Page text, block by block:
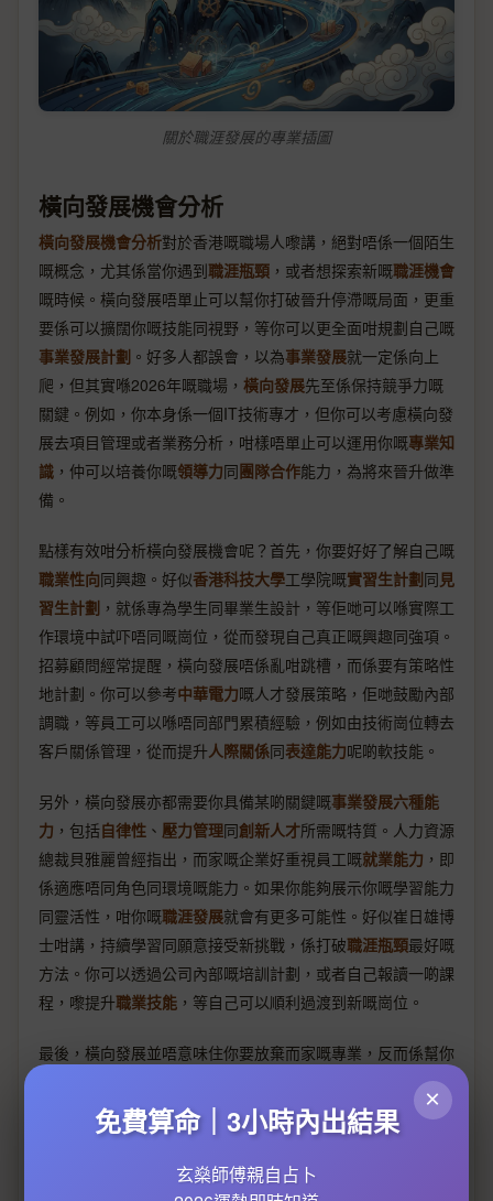
關於職涯發展的專業插圖
橫向發展機會分析
橫向發展機會分析對於香港嘅職場人嚟講，絕對唔係一個陌生
嘅概念，尤其係當你遇到職涯瓶頸 ，或者想探索新嘅職涯機會
嘅時候。橫向發展唔單止可以幫你打破晉升停滯嘅局面，更重
要係可以擴闊你嘅技能同視野，等你可以更全面咁規劃自己嘅
事業發展計劃 。好多人都誤會，以為事業發展就一定係向上
爬，但其實喺2026年嘅職場， 橫向發展先至係保持競爭力嘅
關鍵。例如，你本身係一個IT技術專才，但你可以考慮橫向發
展去項目管理或者業務分析，咁樣唔單止可以運用你嘅專業知
識 ，仲可以培養你嘅領導力同團隊合作能力，為將來晉升做準
備。
點樣有效咁分析橫向發展機會呢？首先，你要好好了解自己嘅
職業性向同興趣。好似香港科技大學工學院嘅實習生計劃同見
習生計劃 ，就係專為學生同畢業生設計，等佢哋可以喺實際工
作環境中試吓唔同嘅崗位，從而發現自己真正嘅興趣同強項。
招募顧問經常提醒，橫向發展唔係亂咁跳槽，而係要有策略性
地計劃。你可以參考中華電力嘅人才發展策略，佢哋鼓勵內部
調職，等員工可以喺唔同部門累積經驗，例如由技術崗位轉去
客戶關係管理，從而提升人際關係同表達能力呢啲軟技能。
另外，橫向發展亦都需要你具備某啲關鍵嘅事業發展六種能
力 ，包括自律性 、 壓力管理同創新人才所需嘅特質。人力資源
總裁貝雅麗曾經指出，而家嘅企業好重視員工嘅就業能力 ，即
係適應唔同角色同環境嘅能力。如果你能夠展示你嘅學習能力
同靈活性，咁你嘅職涯發展就會有更多可能性。好似崔日雄博
士咁講，持續學習同願意接受新挑戰，係打破職涯瓶頸最好嘅
方法。你可以透過公司內部嘅培訓計劃，或者自己報讀一啲課
程，嚟提升職業技能 ，等自己可以順利過渡到新嘅崗位。
最後，橫向發展並唔意味住你要放棄而家嘅專業，反而係幫你
建立一個更全面嘅技能組合。例如，你係一個市場專員，你可
以橫向發展去學習數據分析，咁樣你就可以將市場洞察同數據
結合，創造更大嘅價值。呢種晉升機會可能唔係即刻帶來職位
上升，但絕對會增強你嘅職業目標達成機會。記住，保持
都好重要，橫向發展應該係一個令你事業同個人成長
×
免費算命｜3小時內出結果
玄燊師傅親自占卜